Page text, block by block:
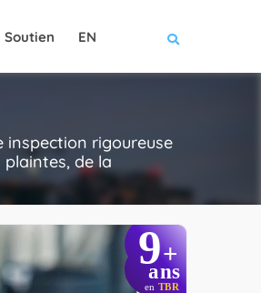
Soutien EN
inspection rigoureuse
de la
9+
ans
en TBR